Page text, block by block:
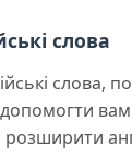
слова
слова,
допомогти
розширити